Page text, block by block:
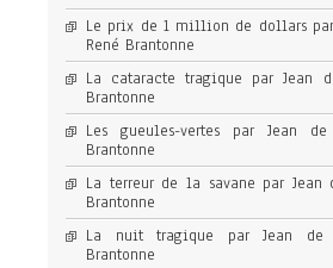
Le prix de 1 million de dollars
René Brantonne
La cataracte tragique par Jean
Brantonne
Les gueules-vertes par Jean
Brantonne
La terreur de la savane par Jean
Brantonne
La nuit tragique par Jean
Brantonne